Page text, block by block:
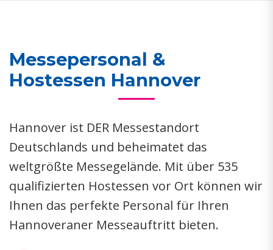
Messepersonal &
Hostessen Hannover
Hannover ist DER Messestandort
Deutschlands und beheimatet das
weltgrößte Messegelände. Mit über 535
qualifizierten Hostessen vor Ort können wir
Ihnen das perfekte Personal für Ihren
Hannoveraner Messeauftritt bieten.